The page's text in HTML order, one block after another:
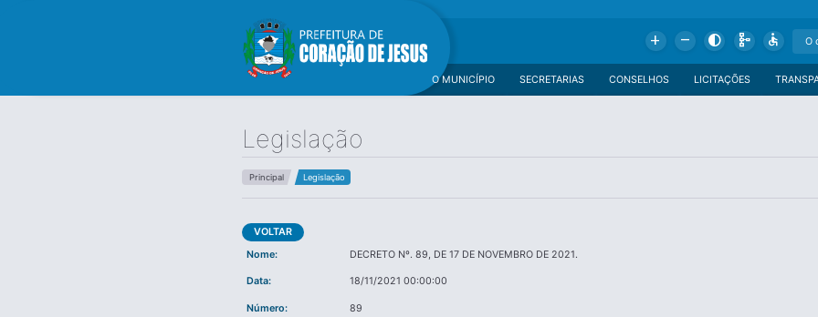
Add Remove Contrast Schema Accessible
LICITAÇÕES
CONSELHOS
SECRETARIAS
O MUNICÍPIO
Legislação
Principal Legislação
VOLTAR
Nome:
DECRETO Nº. 89, DE 17 DE NOVEMBRO DE 2021.
Data: 18/11/2021 00:00:00
Número: 89